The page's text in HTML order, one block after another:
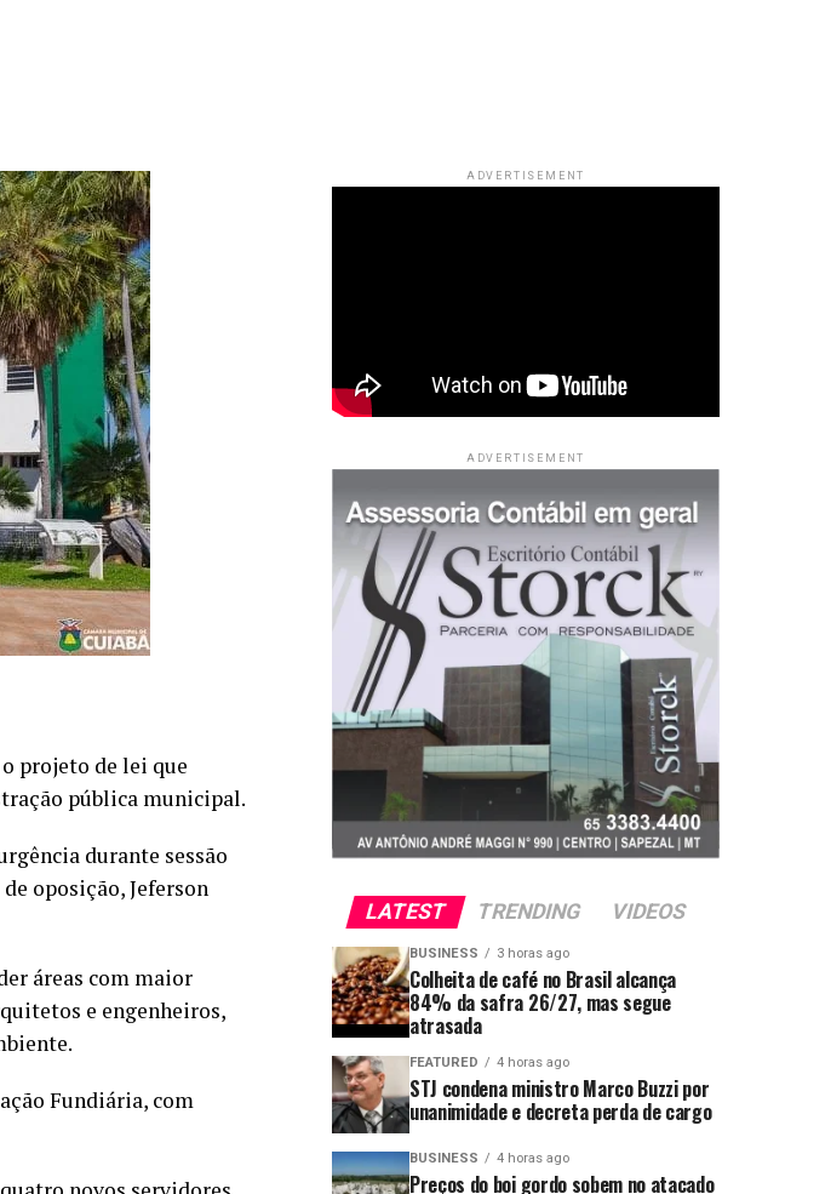
projeto de lei que
pública municipal.
durante sessão
oposição, Jeferson
áreas com maior
e engenheiros,
Fundiária, com
ADVERTISEMENT
ADVERTISEMENT
LATEST TRENDING VIDEOS
BUSINESS 3 horas ago
Colheita de café no Brasil alcança
84% da safra 26/27, mas segue
atrasada
FEATURED 4 horas ago
STJ condena ministro Marco Buzzi por
unanimidade e decreta perda de cargo
BUSINESS 4 horas ago
Preços do boi gordo sobem no atacado